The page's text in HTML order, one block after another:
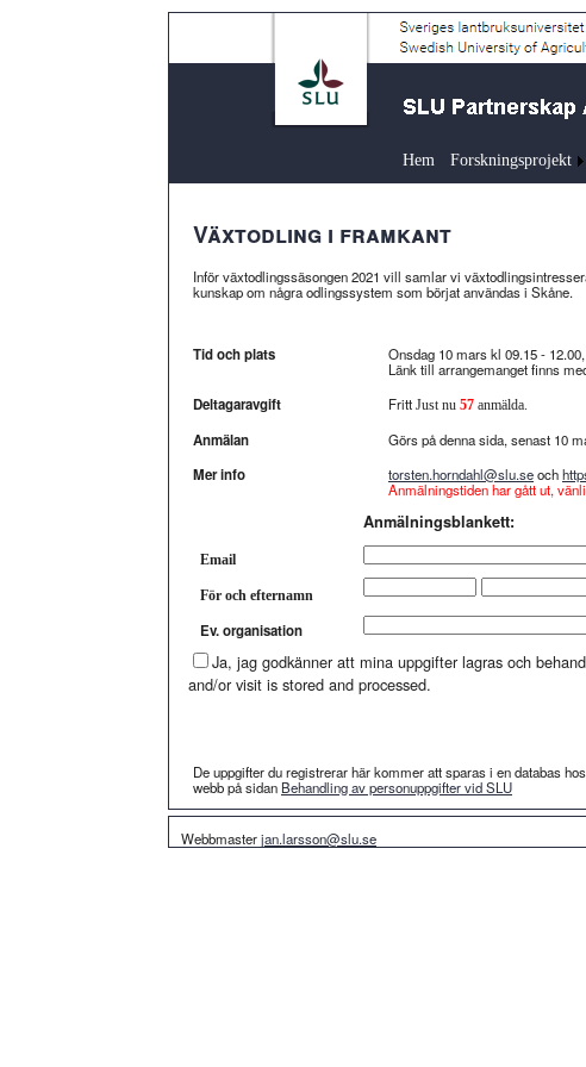
Hem Forskningsprojekt
Växtodling i framkant
Inför växtodlingssäsongen 2021 vill samlar vi
kunskap om några odlingssystem som börjat användas i Skåne.
Tid och plats
Onsdag 10 mars kl 09.15 -
Länk till arrangemanget finns
Deltagaravgift Fritt Just nu 57 anmälda.
Anmälan Görs på denna sida, senast 10
Mer info torsten.horndahl@slu.seoch
Anmälningstiden har gått ut,
Anmälningsblankett:
Email
För och efternamn
Ev. organisation
Ja, jag godkänner att mina uppgifter lagras och
and/or visit is stored and processed.
De uppgifter du registrerar här kommer att sparas i en databas
webb på sidan Behandling av personuppgifter vid SLU
Webbmasterjan.larsson@slu.se